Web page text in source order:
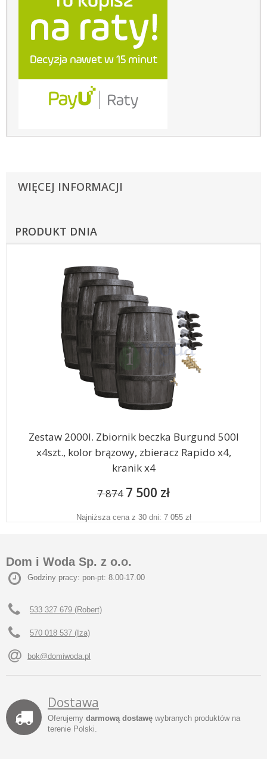
WIĘCEJ INFORMACJI
PRODUKT DNIA
Zestaw 2000l. Zbiornik beczka Burgund 500l
x4szt., kolor brązowy, zbieracz Rapido x4,
kranik x4
7 874 7 500 zł
Najniższa cena z 30 dni: 7 055 zł
Dom i Woda Sp. z o.o.
Godziny pracy: pon-pt: 8.00-17.00
533 327 679 (Robert)
570 018 537 (Iza)
bok@domiwoda.pl
Dostawa
Oferujemy darmową dostawę wybranych produktów na
terenie Polski.